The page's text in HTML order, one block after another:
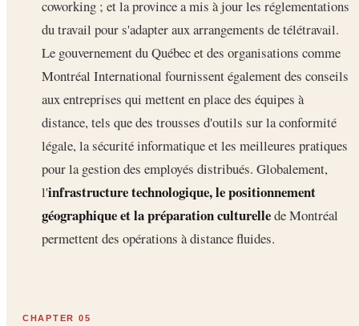
coworking ; et la province a mis à jour les réglementations
du travail pour s'adapter aux arrangements de télétravail.
Le gouvernement du Québec et des organisations comme
Montréal International fournissent également des conseils
aux entreprises qui mettent en place des équipes à
distance, tels que des trousses d'outils sur la conformité
légale, la sécurité informatique et les meilleures pratiques
pour la gestion des employés distribués. Globalement,
l'infrastructure technologique, le positionnement
géographique et la préparation culturellede Montréal
permettent des opérations à distance fluides.